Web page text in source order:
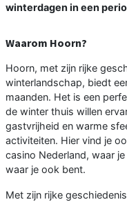
winterdagen in een
Waarom Hoorn?
Hoorn, met zijn rijke
winterlandschap, biedt
maanden. Het is een
de winter thuis willen
gastvrijheid en warme
activiteiten. Hier vind je
casino Nederland, waar
waar je ook bent.
Met zijn rijke